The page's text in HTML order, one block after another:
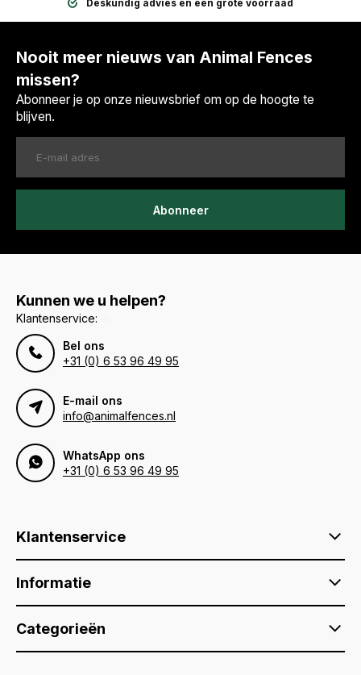
Deskundig advies en een grote voorraad
Nooit meer nieuws van Animal Fences
missen?
Abonneer je op onze nieuwsbrief om op de hoogte te
blijven.
Abonneer
Kunnen we u helpen?
Klantenservice:
Bel ons
+31 (0) 6 53 96 49 95
E-mail ons
info@animalfences.nl
WhatsApp ons
+31 (0) 6 53 96 49 95
Klantenservice
Informatie
Categorieën